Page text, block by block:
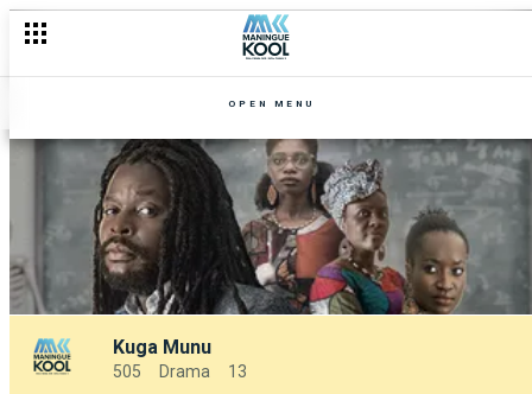
OPEN MENU
Kuga Munu
505 Drama 13